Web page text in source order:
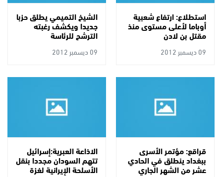
استطلاع: ارتفاع شعبية
أوباما لأعلى مستوى منذ
مقتل بن لادن
09 ديسمبر 2012
الشيخ التميمي يطلق حزبا
جديدا ويكشف رغبته
الترشح للرئاسة
09 ديسمبر 2012
قراقع: مؤتمر الأسرى
ببغداد ينطلق في الحادي
عشر من الشهر الجاري
الاذاعة العبرية:إسرائيل
تتهم السودان مجددا بنقل
الأسلحة الإيرانية لغزة